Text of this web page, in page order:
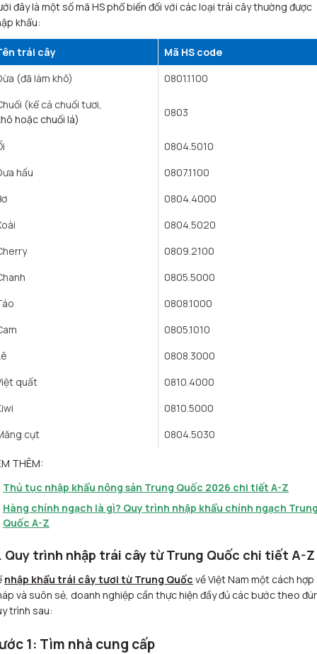
đây là một số mã HS phổ biến đối với các loại trái cây thường được
khẩu:
trái cây
Mã HS code
(đã làm khô)
0801.1100
(kể cả chuối tươi,
hoặc chuối lá)
0803
0804.5010
hấu
0807.1100
0804.4000
0804.5020
0809.2100
0805.5000
0808.1000
0805.1010
0808.3000
quất
0810.4000
0810.5000
cụt
0804.5030
THÊM:
Thủ tục nhập khẩu nông sản Trung Quốc 2026 chi tiết A-Z
Hàng chính ngạch là gì? Quy trình nhập khẩu chính ngạch
Quốc A-Z
Quy trình nhập trái cây từ Trung Quốc chi tiết A-Z
nhập khẩu trái cây tươi từ Trung Quốc về Việt Nam một cách hợp
và suôn sẻ, doanh nghiệp cần thực hiện đầy đủ các bước theo
trình sau:
1: Tìm nhà cung cấp